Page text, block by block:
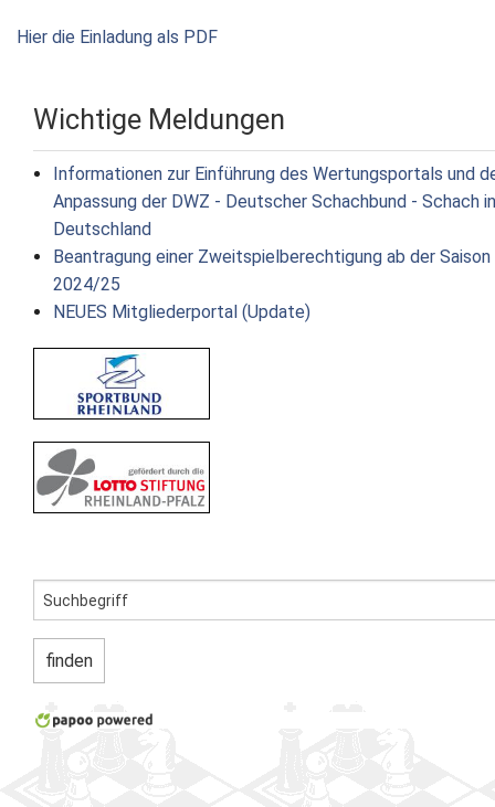
Hier die Einladung als PDF
Wichtige Meldungen
Informationen zur Einführung des Wertungsportals und
Anpassung der DWZ - Deutscher Schachbund - Schach in
Deutschland
Beantragung einer Zweitspielberechtigung ab der Saison
2024/25
NEUES Mitgliederportal (Update)